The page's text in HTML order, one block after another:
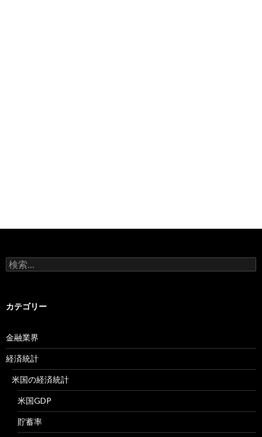
検
索:
カテゴリー
金融業界
経済統計
米国の経済統計
米国GDP
貯蓄率